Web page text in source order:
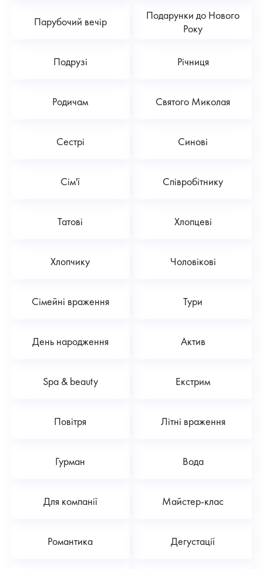
Парубочий вечір
Подарунки до Нового
Року
Подрузі Річниця
Родичам Святого Миколая
Сестрі Синові
Сім'ї Співробітнику
Татові Хлопцеві
Хлопчику Чоловікові
Сімейні враження Тури
День народження Актив
Spa & beauty Екстрим
Повітря Літні враження
Гурман Вода
Для компанії Майстер-клас
Романтика Дегустації